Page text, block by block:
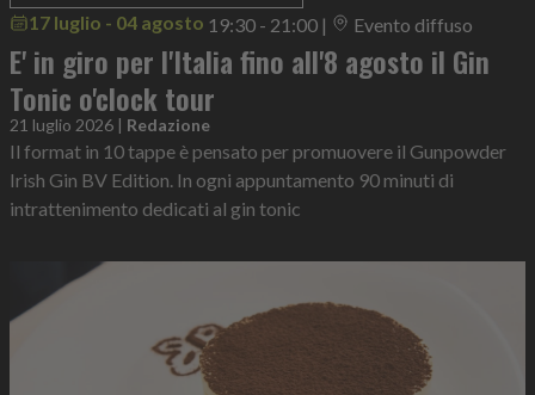
17 luglio - 04 agosto 19:30 - 21:00 | Evento diffuso
E' in giro per l'Italia fino all'8 agosto il Gin
Tonic o'clock tour
21 luglio 2026 | Redazione
Il format in 10 tappe è pensato per promuovere il Gunpowder
Irish Gin BV Edition. In ogni appuntamento 90 minuti di
intrattenimento dedicati al gin tonic